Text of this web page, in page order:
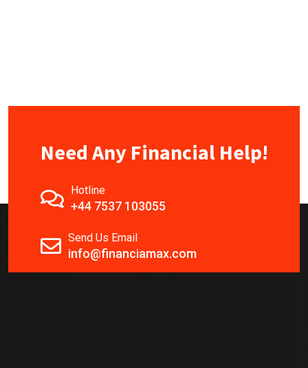
Need Any Financial Help!
Hotline
+44 7537 103055
Send Us Email
info@financiamax.com